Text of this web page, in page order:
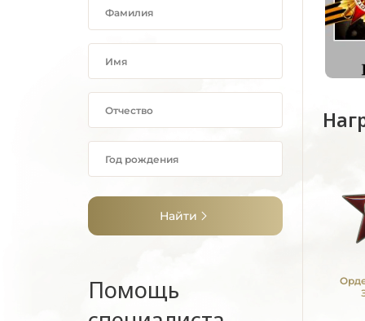
Найти
Помощь